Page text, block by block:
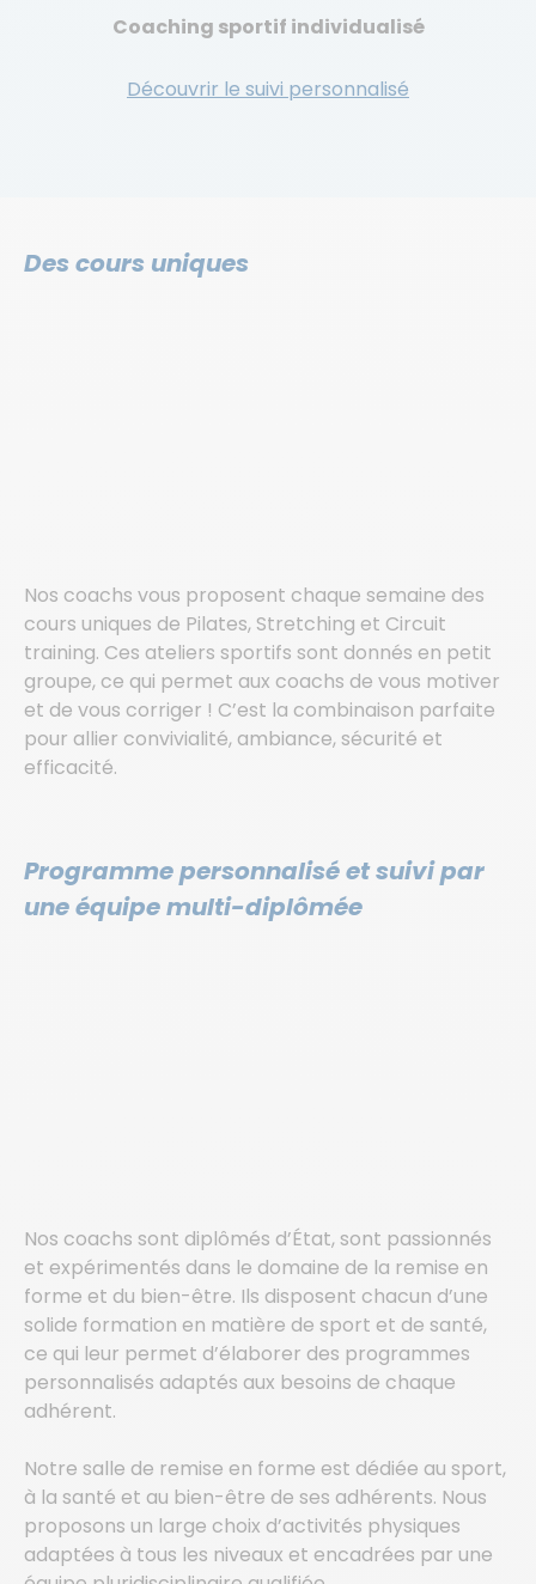
Coaching sportif individualisé
Découvrir le suivi personnalisé
Des cours uniques
Nos coachs vous proposent chaque semaine des
cours uniques de Pilates, Stretching et Circuit
training. Ces ateliers sportifs sont donnés en petit
groupe, ce qui permet aux coachs de vous motiver
et de vous corriger ! C’est la combinaison parfaite
pour allier convivialité, ambiance, sécurité et
efficacité.
Programme personnalisé et suivi par
une équipe multi-diplômée
Nos coachs sont diplômés d’État, sont passionnés
et expérimentés dans le domaine de la remise en
forme et du bien-être. Ils disposent chacun d’une
solide formation en matière de sport et de santé,
ce qui leur permet d’élaborer des programmes
personnalisés adaptés aux besoins de chaque
adhérent.
Notre salle de remise en forme est dédiée au sport,
à la santé et au bien-être de ses adhérents. Nous
proposons un large choix d’activités physiques
adaptées à tous les niveaux et encadrées par une